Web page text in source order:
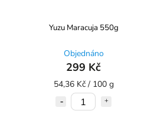
Yuzu Maracuja 550g
Objednáno
299 Kč
54,36 Kč / 100 g